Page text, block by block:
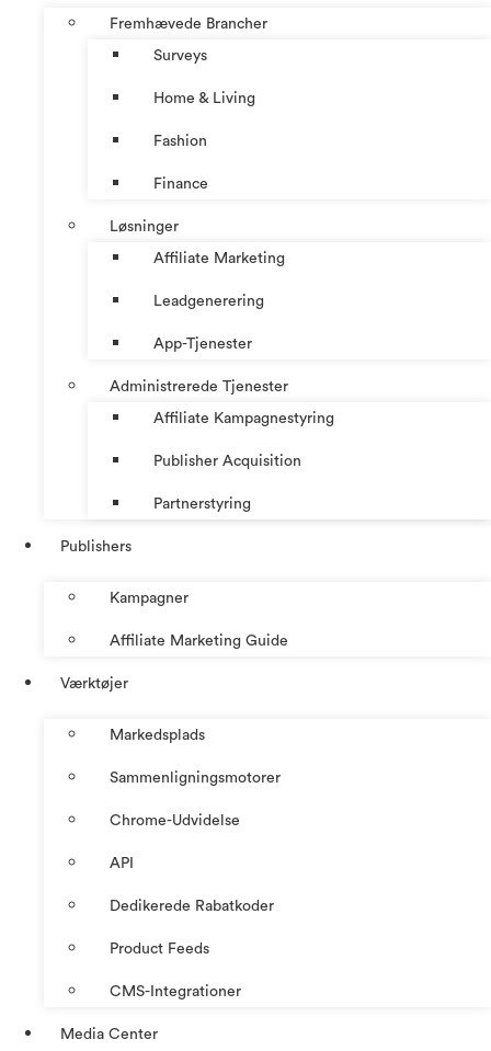
Fremhævede Brancher
Surveys
Home & Living
Fashion
Finance
Løsninger
Affiliate Marketing
Leadgenerering
App-Tjenester
Administrerede Tjenester
Affiliate Kampagnestyring
Publisher Acquisition
Partnerstyring
Publishers
Kampagner
Affiliate Marketing Guide
Værktøjer
Markedsplads
Sammenligningsmotorer
Chrome-Udvidelse
API
Dedikerede Rabatkoder
Product Feeds
CMS-Integrationer
Media Center